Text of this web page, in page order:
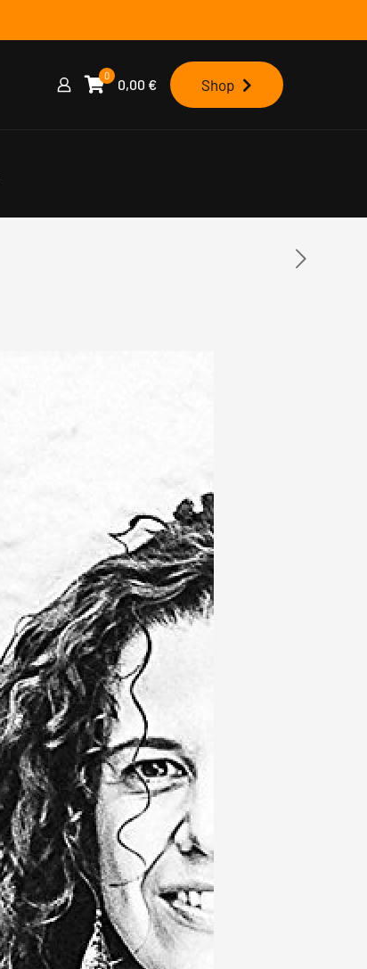
0
0,00 € Shop